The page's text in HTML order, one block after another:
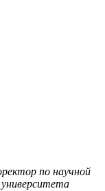
по научной
университета